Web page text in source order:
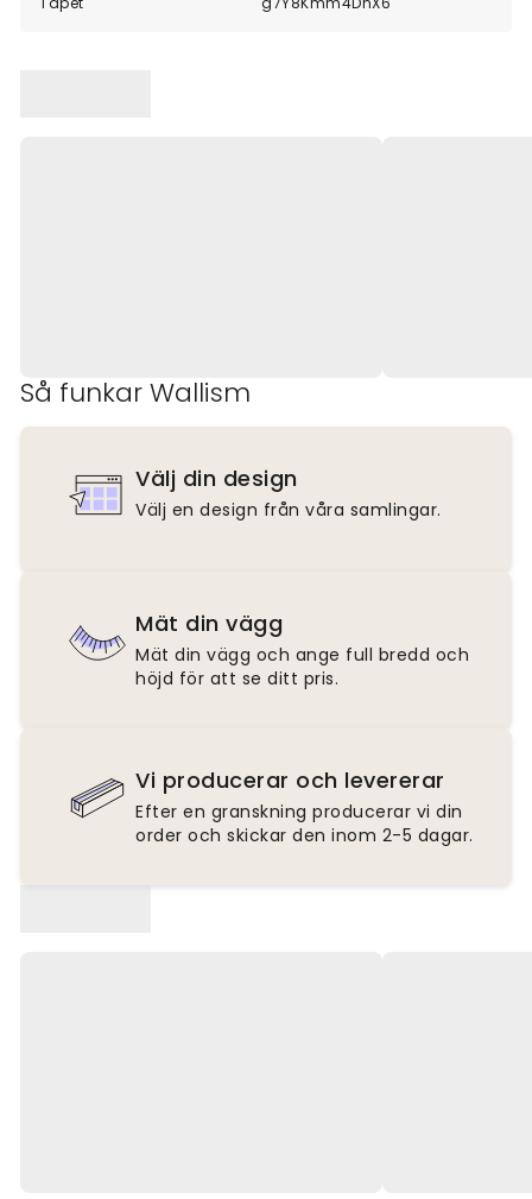
Så funkar Wallism
Välj din design
Välj en design från våra samlingar.
Mät din vägg
Mät din vägg och ange full bredd och
höjd för att se ditt pris.
Vi producerar och levererar
Efter en granskning producerar vi din
order och skickar den inom 2-5 dagar.